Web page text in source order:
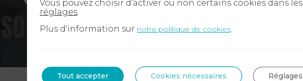
Vous pouvez choisir d'activer ou non certains cookies dans les
réglages
Plus d'information sur notre politique de cookies
Tout accepter Cookies nécessaires Réglages